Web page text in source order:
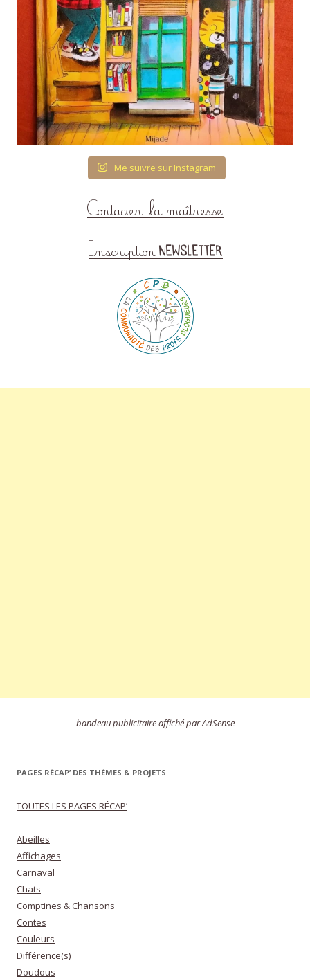
Me suivre sur Instagram
bandeau publicitaire affiché par AdSense
PAGES RÉCAP’ DES THÈMES & PROJETS
TOUTES LES PAGES RÉCAP’
Abeilles
Affichages
Carnaval
Chats
Comptines & Chansons
Contes
Couleurs
Différence(s)
Doudous